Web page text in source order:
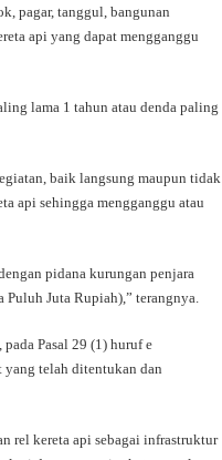
pagar, tanggul, bangunan
api yang dapat mengganggu
lama 1 tahun atau denda paling
baik langsung maupun tidak
api sehingga mengganggu atau
pidana kurungan penjara
Juta Rupiah),” terangnya.
Pasal 29 (1) huruf e
yang telah ditentukan dan
rel kereta api sebagai infrastruktur